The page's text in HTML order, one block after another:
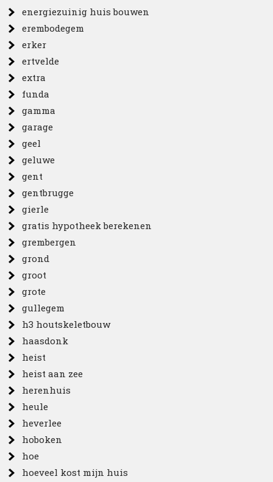
energiezuinig huis bouwen
erembodegem
erker
ertvelde
extra
funda
gamma
garage
geel
geluwe
gent
gentbrugge
gierle
gratis hypotheek berekenen
grembergen
grond
groot
grote
gullegem
h3 houtskeletbouw
haasdonk
heist
heist aan zee
herenhuis
heule
heverlee
hoboken
hoe
hoeveel kost mijn huis